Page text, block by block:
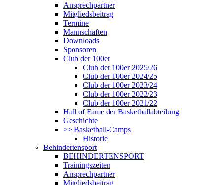
Ansprechpartner
Mitgliedsbeitrag
Termine
Mannschaften
Downloads
Sponsoren
Club der 100er
Club der 100er 2025/26
Club der 100er 2024/25
Club der 100er 2023/24
Club der 100er 2022/23
Club der 100er 2021/22
Hall of Fame der Basketballabteilung
Geschichte
>> Basketball-Camps
Historie
Behindertensport
BEHINDERTENSPORT
Trainingszeiten
Ansprechpartner
Mitgliedsbeitrag